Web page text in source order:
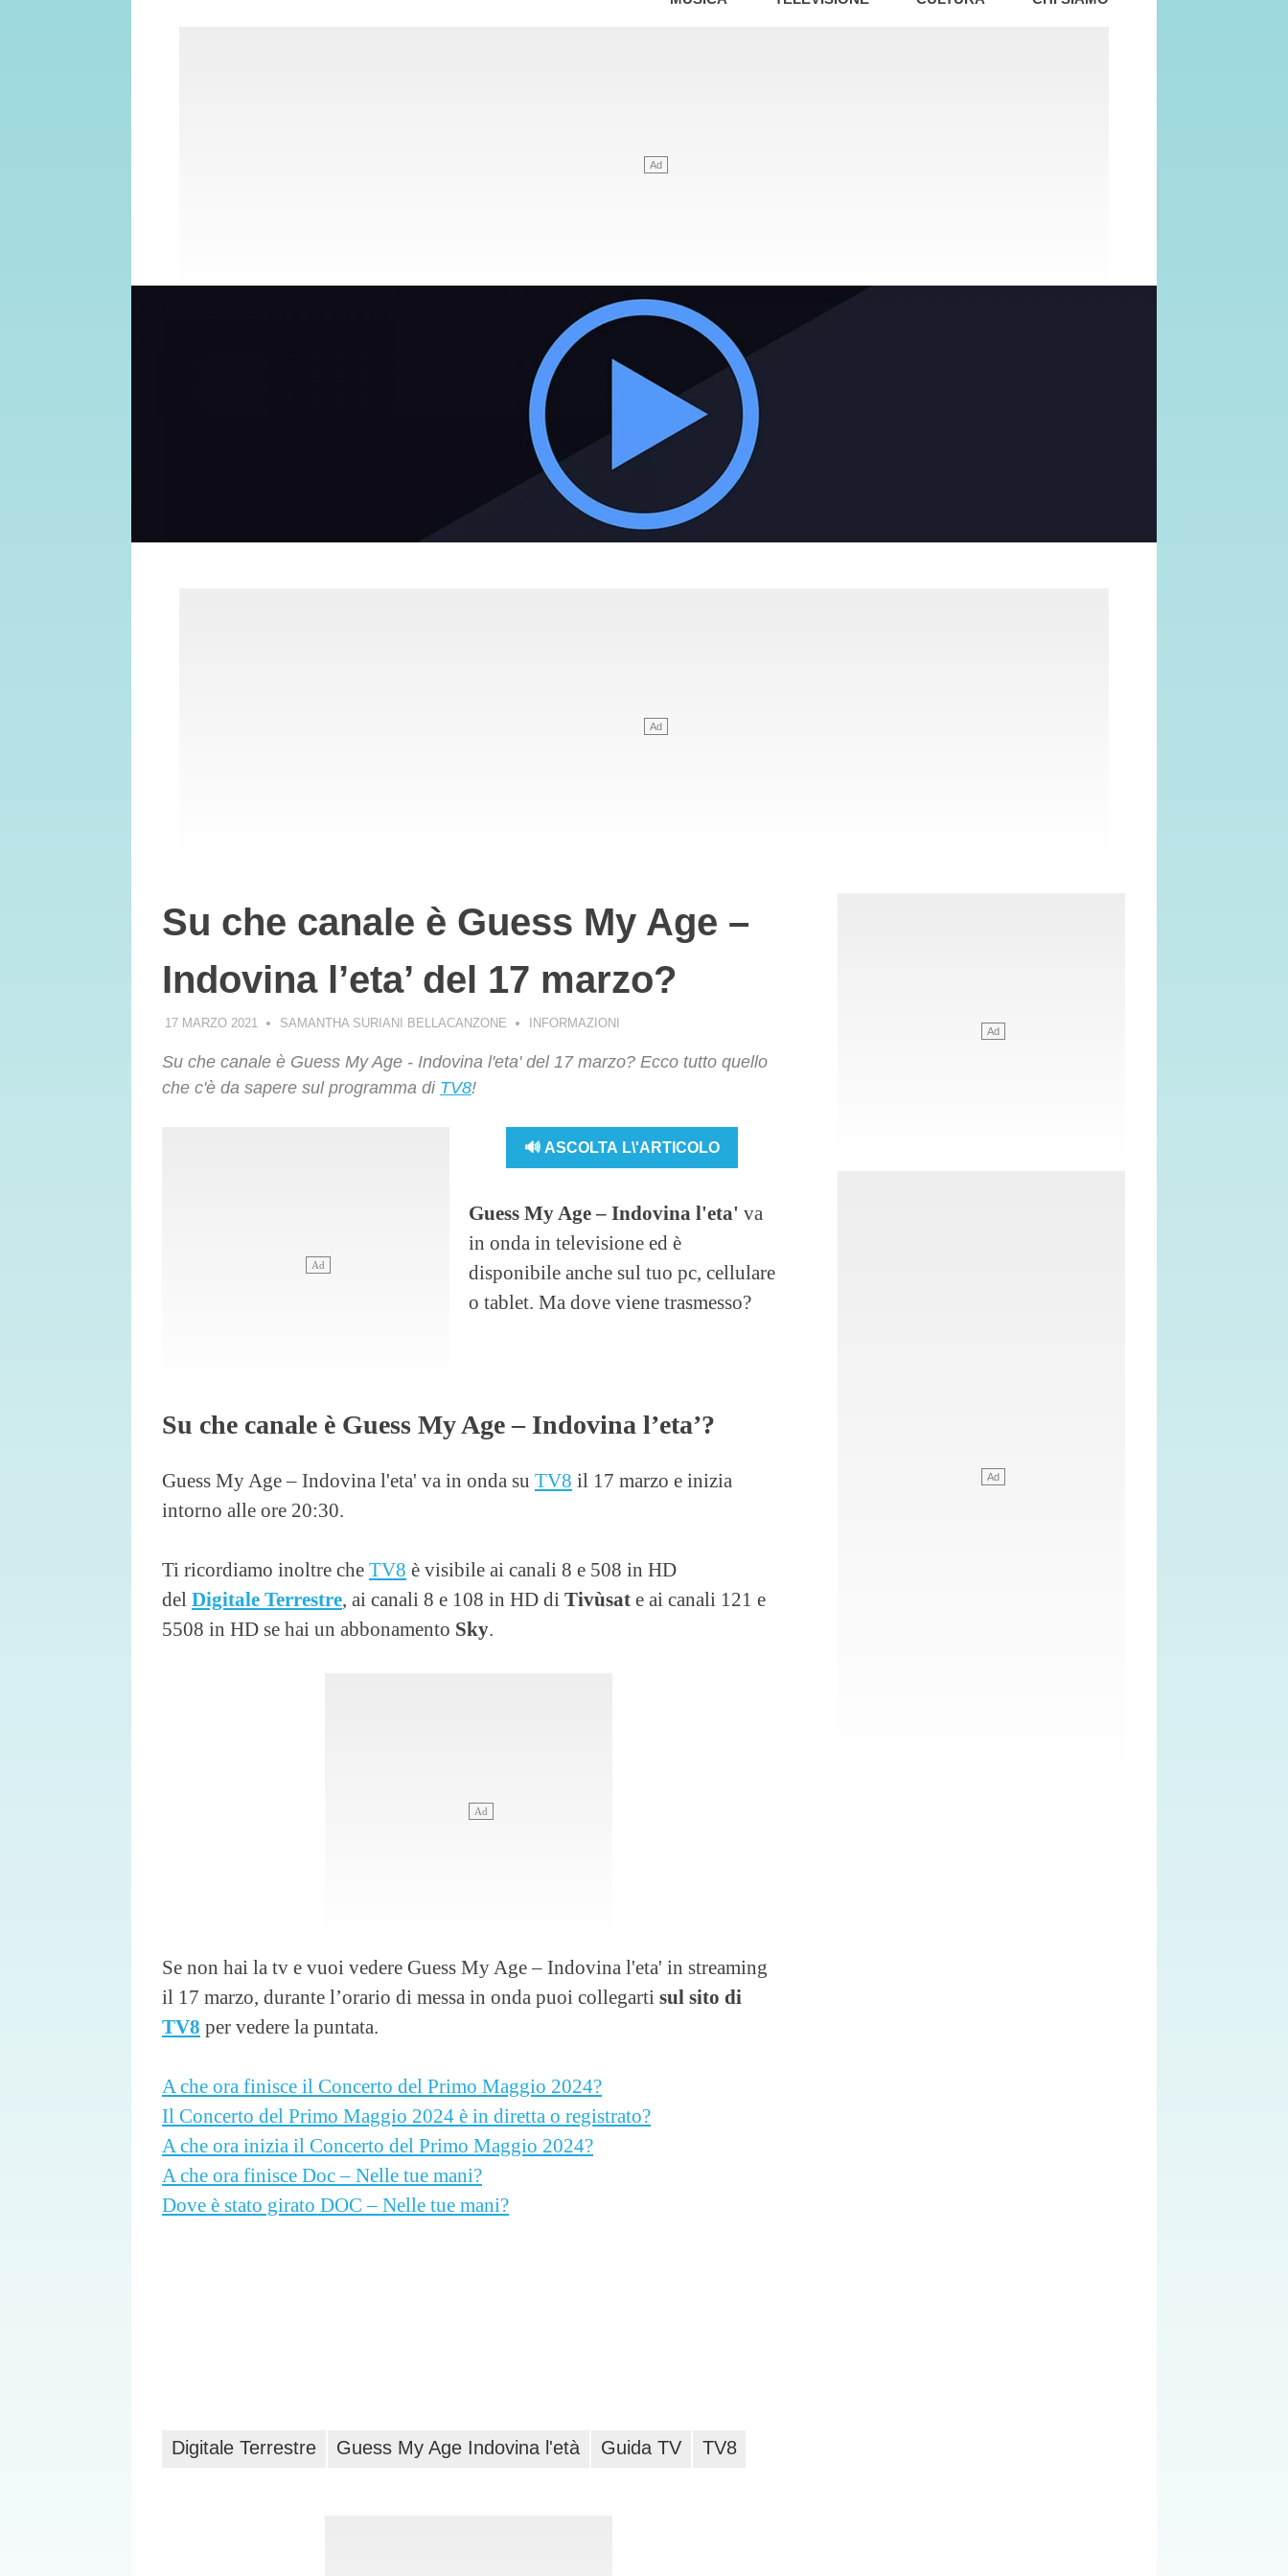
Su che canale è Guess My Age –
Indovina l’eta’ del 17 marzo?
17 MARZO 2021 SAMANTHA SURIANI BELLACANZONE INFORMAZIONI
Su che canale è Guess My Age - Indovina l'eta' del 17 marzo? Ecco tutto quello
che c'è da sapere sul programma di TV8!
🔊 ASCOLTA L\'ARTICOLO
Guess My Age – Indovina l'eta' va
in onda in televisione ed è
disponibile anche sul tuo pc, cellulare
o tablet. Ma dove viene trasmesso?
Su che canale è Guess My Age – Indovina l’eta’?
Guess My Age – Indovina l'eta' va in onda su TV8 il 17 marzo e inizia
intorno alle ore 20:30.
Ti ricordiamo inoltre che TV8 è visibile ai canali 8 e 508 in HD
del Digitale Terrestre, ai canali 8 e 108 in HD di Tivùsat e ai canali 121 e
5508 in HD se hai un abbonamento Sky.
Se non hai la tv e vuoi vedere Guess My Age – Indovina l'eta' in streaming
il 17 marzo, durante l’orario di messa in onda puoi collegarti sul sito di
TV8 per vedere la puntata.
A che ora finisce il Concerto del Primo Maggio 2024?
Il Concerto del Primo Maggio 2024 è in diretta o registrato?
A che ora inizia il Concerto del Primo Maggio 2024?
A che ora finisce Doc – Nelle tue mani?
Dove è stato girato DOC – Nelle tue mani?
Digitale Terrestre Guess My Age Indovina l'età Guida TV TV8